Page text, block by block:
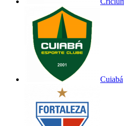
Cuiabá